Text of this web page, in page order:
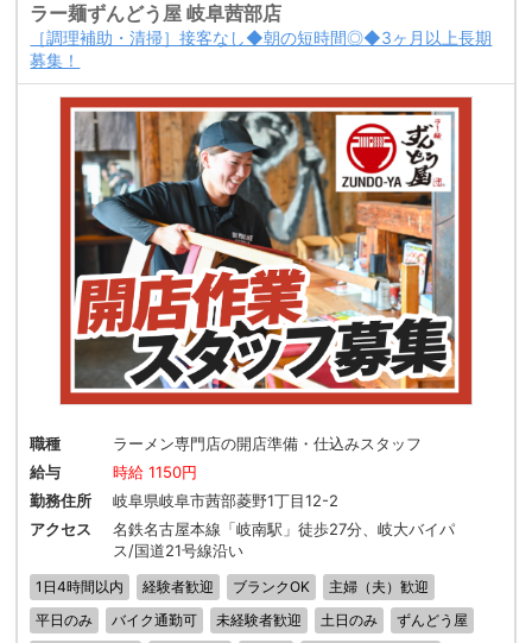
ラー麺ずんどう屋 岐阜茜部店
［調理補助・清掃］接客なし◆朝の短時間◎◆3ヶ月以上長期
募集！
職種
ラーメン専門店の開店準備・仕込みスタッフ
給与
時給 1150円
勤務住所
岐阜県岐阜市茜部菱野1丁目12-2
アクセス
名鉄名古屋本線「岐南駅」徒歩27分、岐大バイパ
ス/国道21号線沿い
1日4時間以内 経験者歓迎 ブランクOK
主婦（夫）歓迎
平日のみ
バイク通勤可 未経験者歓迎 土日のみ
ずんどう屋